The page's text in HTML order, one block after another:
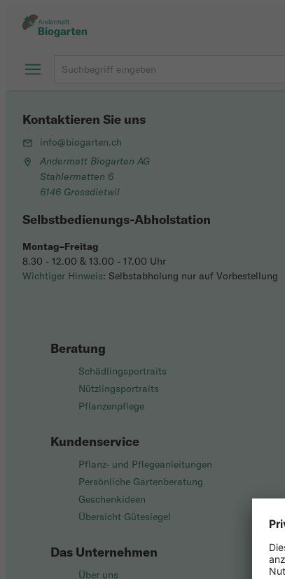
Beratung
Schädlingsportraits
Nützlingsportraits
Pflanzenpflege
Kundenservice
Pflanz- und Pflegeanleitungen
Persönliche Gartenberatung
Geschenkideen
Übersicht Gütesiegel
Das Unternehmen
Über uns
Kontaktieren Sie uns
info@biogarten.ch
Andermatt Biogarten AG
Stahlermatten 6
6146 Grossdietwil
Selbstbedienungs-Abholstation
Montag–Freitag
8.30 - 12.00 & 13.00 - 17.00 Uhr
Wichtiger Hinweis: Selbstabholung nur auf Vorbestellung